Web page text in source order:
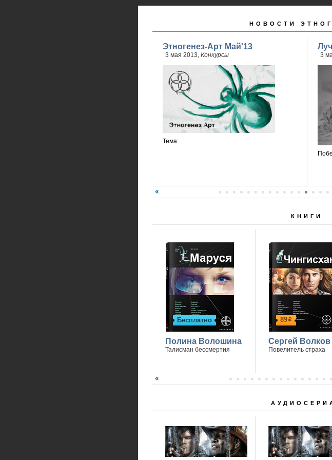
НОВОСТИ
Этногенез-Арт Май'13
3 мая 2013, Конкурсы
Тема:
3
КНИГИ
Бесплатно
Полина Волошина
Талисман бессмертия
89р
Сергей Волков
Повелитель страха